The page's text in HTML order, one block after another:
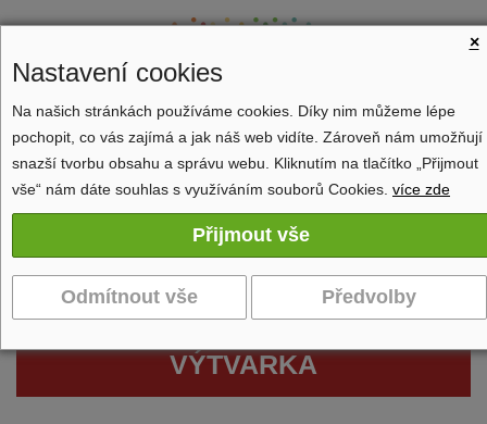
Zobrazit navigaci
VÝTVARKA
×
Nastavení cookies
Na našich stránkách používáme cookies. Díky nim můžeme lépe
pochopit, co vás zajímá a jak náš web vidíte. Zároveň nám umožňují
snazší tvorbu obsahu a správu webu. Kliknutím na tlačítko „Přijmout
vše“ nám dáte souhlas s využíváním souborů Cookies. více zde